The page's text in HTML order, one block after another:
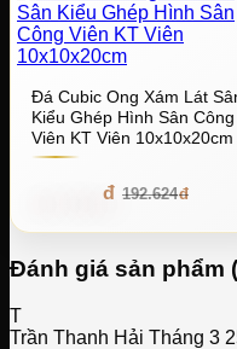
Đá Cubic Ong Xám Lát
Kiểu Ghép Hình Sân Công
Viên KT Viên 10x10x20cm
192.624
Đánh giá sản phẩm
T
Trần Thanh Hải Tháng 3